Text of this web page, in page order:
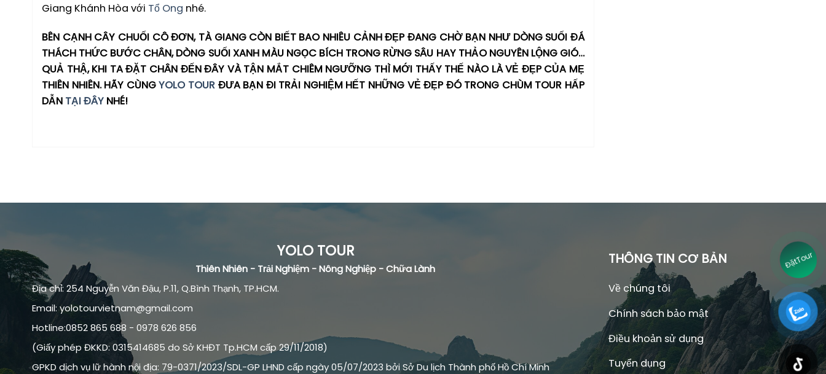
Giang Khánh Hòa với Tổ Ong nhé.
BÊN CẠNH CÂY CHUỐI CÔ ĐƠN, TÀ GIANG CÒN BIẾT BAO NHIÊU CẢNH ĐẸP ĐANG CHỜ BẠN NHƯ DÒNG SUỐI ĐÁ
THÁCH THỨC BƯỚC CHÂN, DÒNG SUỐI XANH MÀU NGỌC BÍCH TRONG RỪNG SÂU HAY THẢO NGUYÊN LỘNG GIÓ…
QUẢ THẬ, KHI TA ĐẶT CHÂN ĐẾN ĐÂY VÀ TẬN MẮT CHIÊM NGƯỠNG THÌ MỚI THẤY THẾ NÀO LÀ VẺ ĐẸP CỦA MẸ
THIÊN NHIÊN. HÃY CÙNGYOLO TOURĐƯA BẠN ĐI TRẢI NGHIỆM HẾT NHỮNG VẺ ĐẸP ĐÓ TRONG CHÙM TOUR HẤP
DẪN TẠI ĐÂY NHÉ!
YOLO TOUR
Thiên Nhiên - Trải Nghiệm - Nông Nghiệp - Chữa Lành
Địa chỉ: 254 Nguyễn Văn Đậu, P.11, Q.Bình Thạnh, TP.HCM.
Email: yolotourvietnam@gmail.com
Hotline:0852 865 688 - 0978 626 856
(Giấy phép ĐKKD: 0315414685 do Sở KHĐT Tp.HCM cấp 29/11/2018)
GPKD dịch vụ lữ hành nội địa: 79-0371/2023/SDL-GP LHND cấp ngày 05/07/2023 bởi Sở Du lịch Thành phố Hồ Chí Minh
THÔNG TIN CƠ BẢN
Về chúng tôi
Chính sách bảo mật
Điều khoản sử dụng
Tuyển dụng
ĐặtTour